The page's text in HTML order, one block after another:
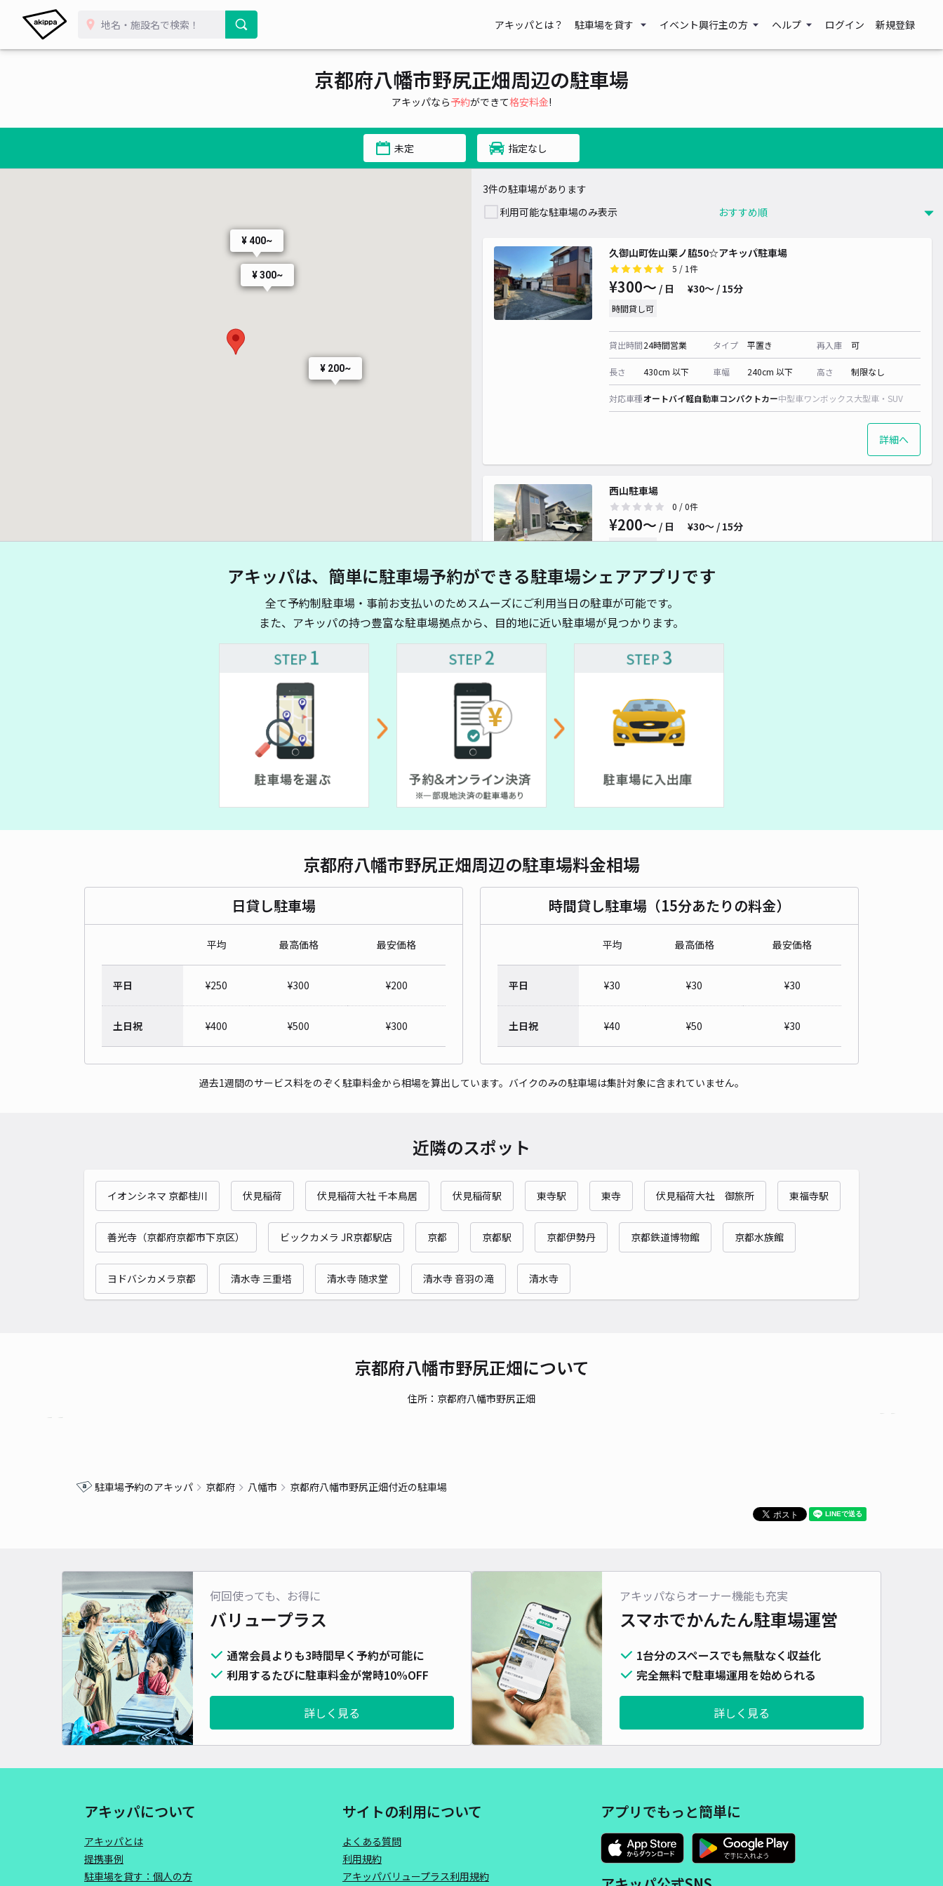
アキッパとは？ 駐車場を貸す イベント興行主の方 ヘルプ ログイン 新規登録
京都府八幡市野尻正畑周辺の駐車場
アキッパなら予約ができて格安料金!
未定 指定なし
¥ 300~
¥ 200~
¥ 400~
3件の駐車場があります
利用可能な駐車場のみ表示
久御山町佐山栗ノ脇50☆アキッパ駐車場
5 / 1件
¥300〜 / 日 ¥30〜 / 15分
時間貸し可
貸出時間24時間営業 タイプ 平置き 再入庫 可
長さ 430cm 以下 車幅 240cm 以下 高さ 制限なし
対応車種オートバイ軽自動車コンパクトカー中型車ワンボックス大型車・SUV
詳細へ
西山駐車場
0 / 0件
¥200〜 / 日 ¥30〜 / 15分
貸出時間 24時間営業
長さ 430cm 以下
久御山町佐山新開地アキッパ駐車場
0/ 0件
時間貸し可
対応車種
アキッパは、簡単に駐車場予約ができる駐車場シェアアプリです
全て予約制駐車場・事前お支払いのためスムーズにご利用当日の駐車が可能です。
また、アキッパの持つ豊富な駐車場拠点から、目的地に近い駐車場が見つかります。
京都府八幡市野尻正畑周辺の駐車場料金相場
日貸し駐車場
平均 最高価格 最安価格
平日 ¥250 ¥300 ¥200
土日祝 ¥400 ¥500 ¥300
時間貸し駐車場（15分あたりの料金）
平均 最高価格 最安価格
平日 ¥30 ¥30 ¥30
土日祝 ¥40 ¥50 ¥30
過去1週間のサービス料をのぞく駐車料金から相場を算出しています。バイクのみの駐車場は集計対象に含まれていません。
近隣のスポット
イオンシネマ 京都桂川 伏見稲荷 伏見稲荷大社 千本鳥居 伏見稲荷駅 東寺駅 東寺 伏見稲荷大社 御旅所 東福寺駅
善光寺（京都府京都市下京区） ビックカメラ JR京都駅店 京都 京都駅 京都伊勢丹 京都鉄道博物館 京都水族館
ヨドバシカメラ京都 清水寺 三重塔 清水寺 随求堂 清水寺 音羽の滝 清水寺
京都府八幡市野尻正畑について
住所：京都府八幡市野尻正畑
駐車場予約のアキッパ 京都府 八幡市 京都府八幡市野尻正畑付近の駐車場
何回使っても、お得に
バリュープラス
通常会員よりも3時間早く予約が可能に
利用するたびに駐車料金が常時10%OFF
詳しく見る
アキッパならオーナー機能も充実
スマホでかんたん駐車場運営
1台分のスペースでも無駄なく収益化
完全無料で駐車場運用を始められる
詳しく見る
アキッパについて
アキッパとは
提携事例
駐車場を貸す：個人の方
サイトの利用について
よくある質問
利用規約
アキッパバリュープラス利用規約
アプリでもっと簡単に